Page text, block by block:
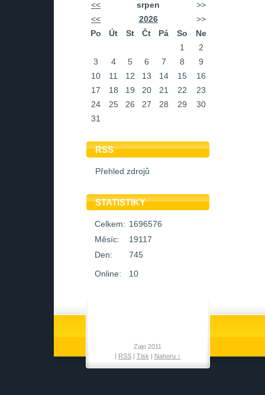
<< srpen
>>
<<
2026
>>
Po
Út St Čt Pá So
Ne
1
2
3
4 5 6 7 8
9
10
11 12 13 14 15
16
17
18 19 20 21 22
23
24
25 26 27 28 29
30
31
RSS
Přehled zdrojů
STATISTIKY
Online: 10
Celkem: 1696576
Měsíc:
19117
Den:
745
Zajo 2011
| RSS| Tisk | Nahoru ↑